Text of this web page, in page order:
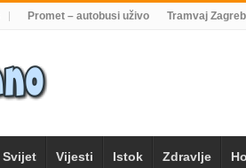
Promet – autobusi uživo Tramvaj Zagreb
Svijet Vijesti Istok Zdravlje